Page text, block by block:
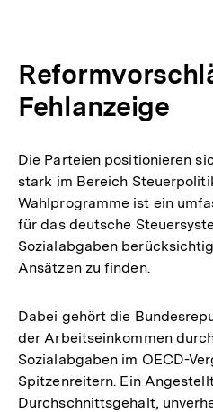
Fehlanzeige
Die Parteien positionieren
stark im Bereich
Wahlprogramme ist ein
für das deutsche
Sozialabgaben
Ansätzen zu finden.
Dabei gehört die
der Arbeitseinkommen
Sozialabgaben im OECD-
Spitzenreitern. Ein
Durchschnittsgehalt,